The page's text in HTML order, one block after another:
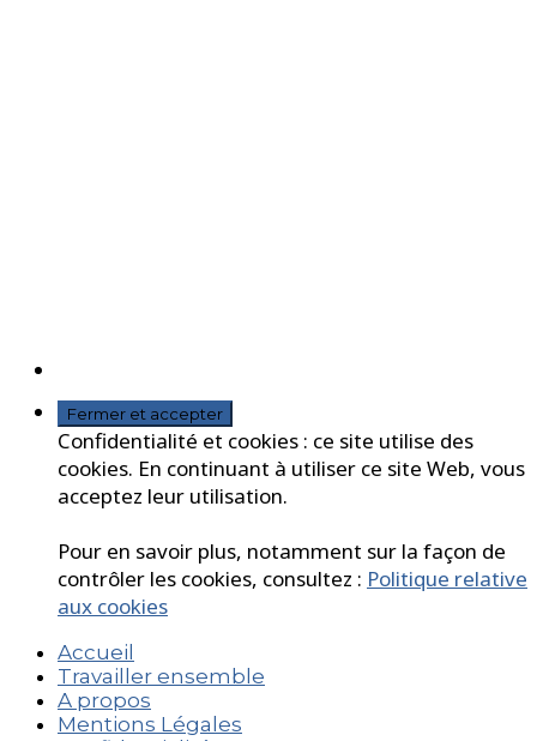
Confidentialité et cookies : ce site utilise des
cookies. En continuant à utiliser ce site Web, vous
acceptez leur utilisation.
Pour en savoir plus, notamment sur la façon de
contrôler les cookies, consultez : Politique relative
aux cookies
Accueil
Travailler ensemble
A propos
Mentions Légales